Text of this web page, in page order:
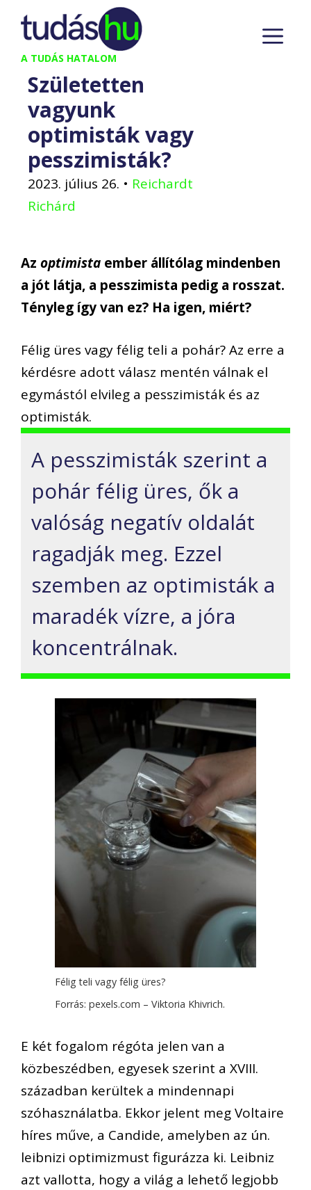
Kilépés
tartalomba
A TUDÁS HATALOM
Születetten
vagyunk
optimisták vagy
pesszimisták?
2023. július 26. • Reichardt
Richárd
Az optimista ember állítólag mindenben
a jót látja, a pesszimista pedig a rosszat.
Tényleg így van ez? Ha igen, miért?
Félig üres vagy félig teli a pohár? Az erre a
kérdésre adott válasz mentén válnak el
egymástól elvileg a pesszimisták és az
optimisták.
A pesszimisták szerint a
pohár félig üres, ők a
valóság negatív oldalát
ragadják meg. Ezzel
szemben az optimisták a
maradék vízre, a jóra
koncentrálnak.
Félig teli vagy félig üres?
Forrás: pexels.com – Viktoria Khivrich.
E két fogalom régóta jelen van a
közbeszédben, egyesek szerint a XVIII.
században kerültek a mindennapi
szóhasználatba. Ekkor jelent meg Voltaire
híres műve, a Candide, amelyben az ún.
leibnizi optimizmust figurázza ki. Leibniz
azt vallotta, hogy a világ a lehető legjobb